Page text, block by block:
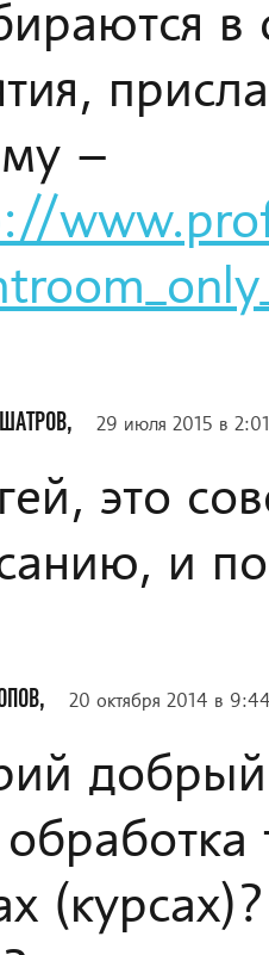
в
–
29 июля 2015 в 2:01
это
и
20 октября 2014 в
добрый